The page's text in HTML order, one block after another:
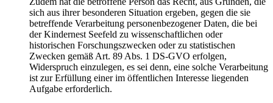
sich aus ihrer besonderen Situation ergeben, gegen die sie
betreffende Verarbeitung personenbezogener Daten, die bei
der Kindernest Seefeld zu wissenschaftlichen oder
historischen Forschungszwecken oder zu statistischen
Zwecken gemäß Art. 89 Abs. 1 DS-GVO erfolgen,
Widerspruch einzulegen, es sei denn, eine solche Verarbeitung
ist zur Erfüllung einer im öffentlichen Interesse liegenden
Aufgabe erforderlich.